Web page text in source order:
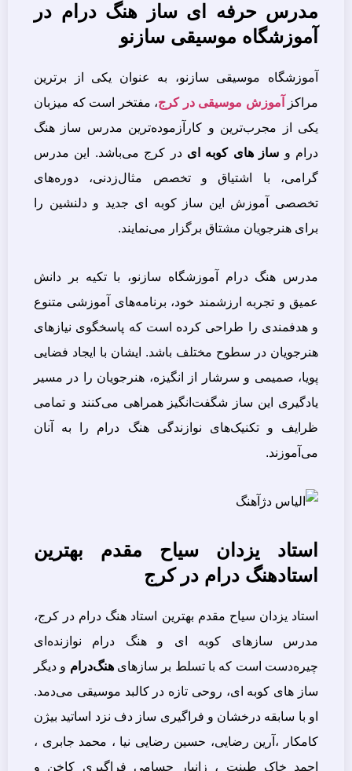
مدرس حرفه ای ساز هنگ درام در
آموزشگاه موسیقی سازنو
آموزشگاه موسیقی سازنو، به عنوان یکی از برترین
مراکز
آموزش موسیقی در کرج، مفتخر است که میزبان
یکی از مجرب‌ترین و کارآزموده‌ترین مدرس ساز هنگ
درام و ساز های کوبه ای در کرج می‌باشد. این مدرس
گرامی، با اشتیاق و تخصص مثال‌زدنی، دوره‌های
تخصصی آموزش این ساز کوبه ای جدید و دلنشین را
برای هنرجویان مشتاق برگزار می‌نمایند.
مدرس هنگ درام آموزشگاه سازنو، با تکیه بر دانش
عمیق و تجربه ارزشمند خود، برنامه‌های آموزشی متنوع
و هدفمندی را طراحی کرده‌ است که پاسخگوی نیازهای
هنرجویان در سطوح مختلف باشد. ایشان با ایجاد فضایی
پویا، صمیمی و سرشار از انگیزه، هنرجویان را در مسیر
یادگیری این ساز شگفت‌انگیز همراهی می‌کنند و تمامی
ظرایف و تکنیک‌های نوازندگی هنگ درام را به آنان
می‌آموزند.
استاد یزدان سیاح مقدم بهترین
استادهنگ درام در کرج
استاد یزدان سیاح مقدم بهترین استاد هنگ درام در کرج،
مدرس سازهای کوبه ای و هنگ درام نوازنده‌ای
چیره‌دست است که با تسلط بر سازهایهنگ‌درام و دیگر
ساز های کوبه ای، روحی تازه در کالبد موسیقی می‌دمد.
او با سابقه درخشان و فراگیری ساز دف نزد اساتید بیژن
کامکار ،آرین رضایی، حسین رضایی نیا ، محمد جابری ،
احمد خاک طینت ، زانیار حسامی فراگیری کاخن و